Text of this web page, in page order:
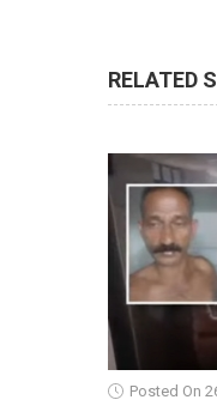
RELATED
Posted On